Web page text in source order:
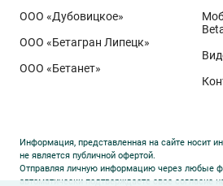
Агрохим». Ей принадлежит
полученный в Орловской
Ермоловка максимально
интенсификации. Внесена в
массивный поникающий колос и
озернённость – до50–80
30у традиционных сортов.
ООО «Дубовицкое»
ООО «Бетагран Липецк»
ООО «Бетанет»
Информация, представленная на сайте носит
не является публичной офертой.
Отправляя личную информацию через любые
автоматически подтверждаете свое согласие